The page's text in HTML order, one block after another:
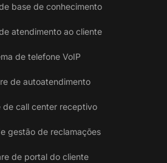
base de conhecimento
atendimento ao cliente
de telefone VoIP
de autoatendimento
de call center receptivo
gestão de reclamações
de portal do cliente